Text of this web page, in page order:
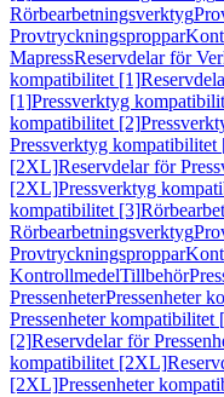
Rörbearbetningsverktyg
Provtryckningsproppar
MapressReservdelar för
kompatibilitet [1]
[1]Pressverktyg
kompatibilitet [2]
Pressverktyg
[2XL]Reservdelar för
[2XL]Pressverktyg
kompatibilitet [3]
Rörbearbetningsverktyg
Provtryckningsproppar
KontrollmedelTillbehör
PressenheterPressenheter
Pressenheter kompatibilitet
[2]Reservdelar för
kompatibilitet [2XL]
[2XL]Pressenheter